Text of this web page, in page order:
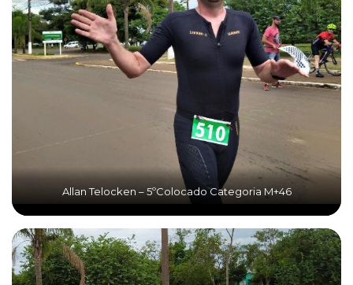
Allan Telocken – 5ºColocado Categoria M+46